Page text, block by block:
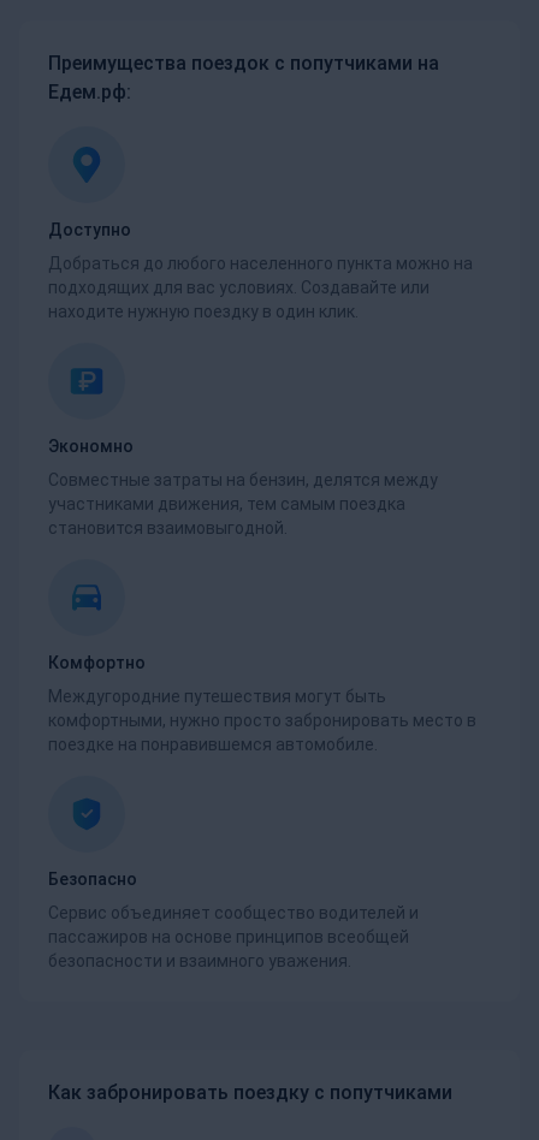
Преимущества поездок с попутчиками на
Едем.рф:
Доступно
Добраться до любого населенного пункта можно на
подходящих для вас условиях. Создавайте или
находите нужную поездку в один клик.
Экономно
Совместные затраты на бензин, делятся между
участниками движения, тем самым поездка
становится взаимовыгодной.
Комфортно
Междугородние путешествия могут быть
комфортными, нужно просто забронировать место в
поездке на понравившемся автомобиле.
Безопасно
Сервис объединяет сообщество водителей и
пассажиров на основе принципов всеобщей
безопасности и взаимного уважения.
Как забронировать поездку с попутчиками